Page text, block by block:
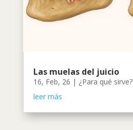
Las muelas del juicio
16, Feb, 26 | ¿Para qué sirve?
leer más